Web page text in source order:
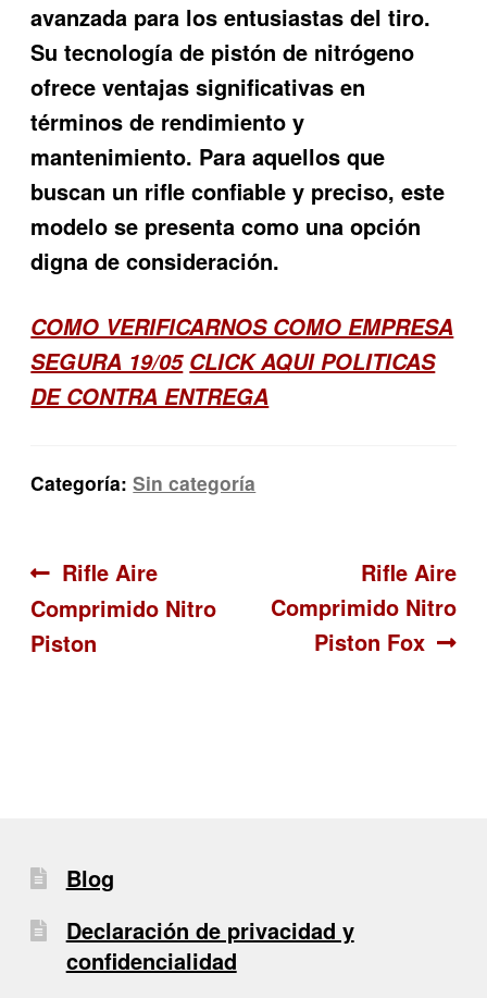
avanzada para los entusiastas del tiro.
Su tecnología de pistón de nitrógeno
ofrece ventajas significativas en
términos de rendimiento y
mantenimiento. Para aquellos que
buscan un rifle confiable y preciso, este
modelo se presenta como una opción
digna de consideración.
COMO VERIFICARNOS COMO EMPRESA
SEGURA 19/05 CLICK AQUI POLITICAS
DE CONTRA ENTREGA
Categoría:Sin categoría
Navegación
de
Anterior:
Rifle Aire
Comprimido Nitro
Piston
Siguiente:
Rifle Aire
Comprimido Nitro
Piston Fox
Blog
Declaración de privacidad y
confidencialidad